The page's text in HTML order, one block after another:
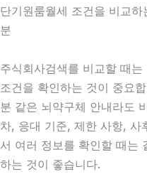
단기원룸월세 조건을 비교
분
주식회사검색를 비교할 때
조건을 확인하는 것이 중요
분 같은 뇌약구체 안내라도
차, 응대 기준, 제한 사항, 사
서 여러 정보를 확인할 때는
하는 것이 좋습니다.